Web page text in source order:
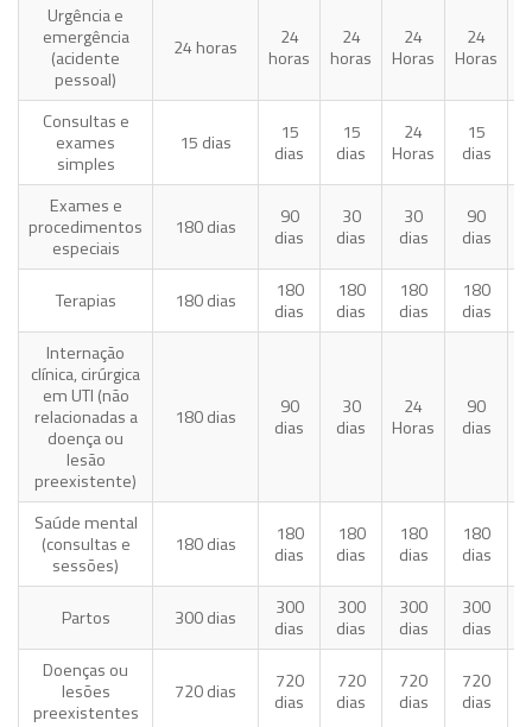
Urgência e
emergência
(acidente
pessoal)
24 horas
24
horas
24
horas
24
Horas
24
Horas
Consultas e
exames
simples
15 dias
15
dias
15
dias
24
Horas
15
dias
Exames e
procedimentos
especiais
180 dias
90
dias
30
dias
30
dias
90
dias
Terapias 180 dias
180
dias
180
dias
180
dias
180
dias
Internação
clínica, cirúrgica
em UTI (não
relacionadas a
doença ou
lesão
preexistente)
180 dias
90
dias
30
dias
24
Horas
90
dias
Saúde mental
(consultas e
sessões)
180 dias
180
dias
180
dias
180
dias
180
dias
Partos 300 dias
300
dias
300
dias
300
dias
300
dias
Doenças ou
lesões
preexistentes
720 dias
720
dias
720
dias
720
dias
720
dias